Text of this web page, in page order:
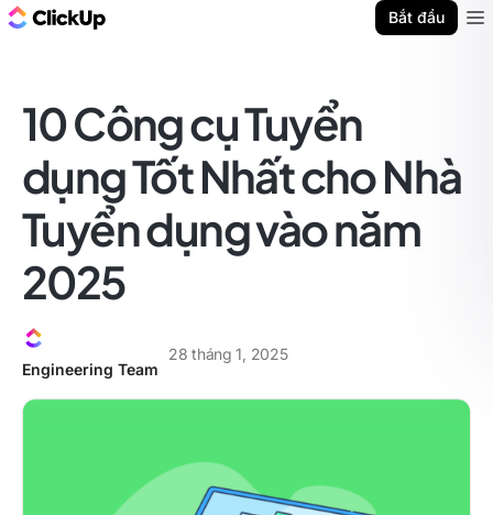
Bắt đầu
10 Công cụ Tuyển
dụng Tốt Nhất cho Nhà
Tuyển dụng vào năm
2025
Engineering Team
28 tháng 1, 2025